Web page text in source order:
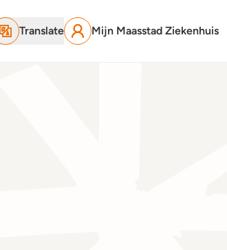
Translate Mijn Maasstad Ziekenhuis